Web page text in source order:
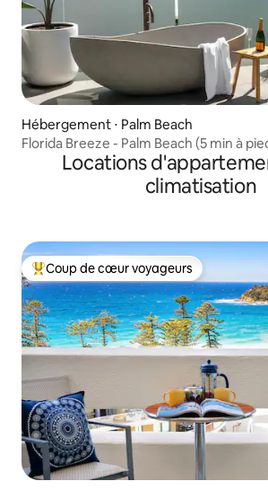
Hébergement ⋅ Palm Beach
Florida Breeze - Palm Beach (5 min à
Locations
climatisation
Coups de cœur voyageurs les plus
Coup de cœur voyageurs